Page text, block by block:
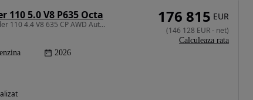
110 5.0 V8 P635 Octa
4395 cm3 • 635 CP • Defender 110 4.4 V8 635 CP AWD Auto MHEV OCTA
2026
176 815 EUR
(146 128 EUR- net)
Calculeaza rata